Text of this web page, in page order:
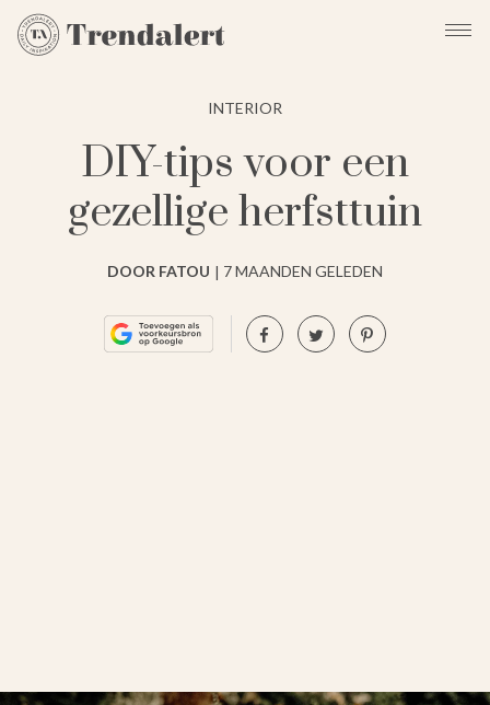
INTERIOR
DIY-tips voor een
gezellige herfsttuin
DOOR FATOU 7 MAANDEN GELEDEN